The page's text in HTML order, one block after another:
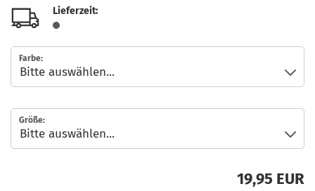
Lieferzeit:
Farbe:
Größe:
19,95 EUR